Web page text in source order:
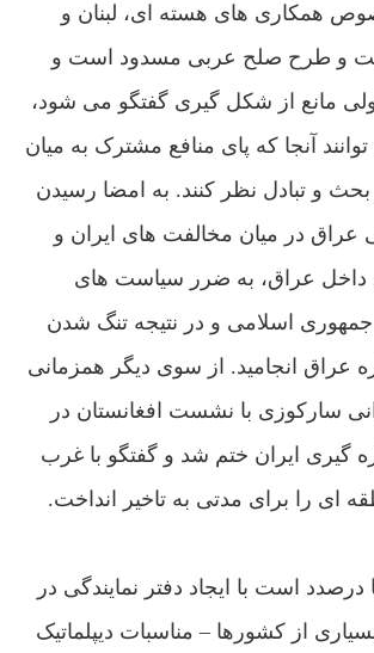
همکاری های هسته ای، لبنان و
و طرح صلح عربی مسدود است و
مانع از شکل گیری گفتگو می شود،
آنجا که پای منافع مشترک به میان
بحث و تبادل نظر کنند. به امضا رسیدن
عراق در میان مخالفت های ایران و
داخل عراق، به ضرر سیاست های
اسلامی و در نتیجه تنگ شدن
عراق انجامید. از سوی دیگر همزمانی
سارکوزی با نشست افغانستان در
گیری ایران ختم شد و گفتگو با غرب
ای را برای مدتی به تاخیر انداخت.
درصدد است با ایجاد دفتر نمایندگی در
از کشورها – مناسبات دیپلماتیک